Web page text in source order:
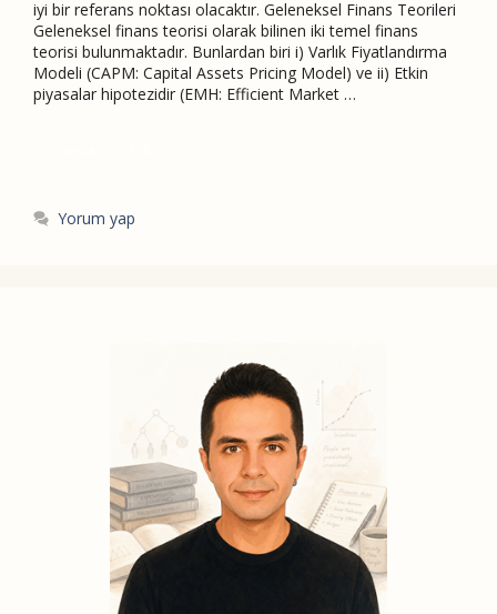
iyi bir referans noktası olacaktır. Geleneksel Finans Teorileri
Geleneksel finans teorisi olarak bilinen iki temel finans
teorisi bulunmaktadır. Bunlardan biri i) Varlık Fiyatlandırma
Modeli (CAPM: Capital Assets Pricing Model) ve ii) Etkin
piyasalar hipotezidir (EMH: Efficient Market …
Yorum yap